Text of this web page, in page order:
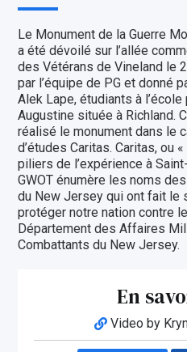
Le Monument de la Guerre
a été dévoilé sur l’allée
des Vétérans de Vineland le
par l’équipe de PG et donné
Alek Lape, étudiants à
Augustine située à Richland.
réalisé le monument dans le
d’études Caritas. Caritas, ou
piliers de l’expérience à
GWOT énumère les noms
du New Jersey qui ont fait le
protéger notre nation contre
Département des Affaires
Combattants du New Jersey.
En
Video by